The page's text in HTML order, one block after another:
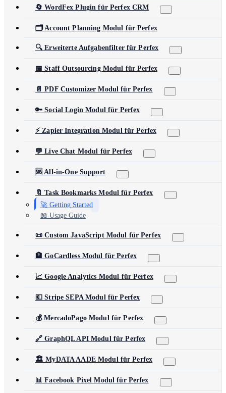
🔄 WordFex Plugin für Perfex CRM
🗂️ Account Planning Modul für Perfex
🔍 Erweiterte Aufgabenfilter für Perfex
📅 Staff Outsourcing Modul für Perfex
📄 PDF Customizer Modul für Perfex
🔑 Social Login Modul für Perfex
⚡ Zapier Integration Modul für Perfex
💬 Live Chat Modul für Perfex
🆘 All-in-One Support
🔖 Task Bookmarks Modul für Perfex
🚀 Getting Started
📖 Usage Guide
📜 Custom JavaScript Modul für Perfex
🏦 GoCardless Modul für Perfex
📈 Google Analytics Modul für Perfex
💶 Stripe SEPA Modul für Perfex
💰 MercadoPago Modul für Perfex
🔗 GraphQL API Modul für Perfex
🏛️ MyDATA AADE Modul für Perfex
📊 Facebook Pixel Modul für Perfex